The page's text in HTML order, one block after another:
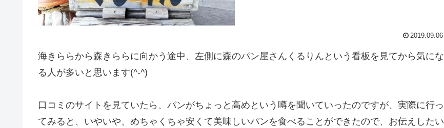
2019.09.06
海きららから森きららに向かう途中、左側に森のパン屋さんくるりんという看板を見てから気にな
る人が多いと思います(^-^)
口コミのサイトを見ていたら、パンがちょっと高めという噂を聞いていったのですが、実際に行っ
てみると、いやいや、めちゃくちゃ安くて美味しいパンを食べることができたので、お伝えしたい